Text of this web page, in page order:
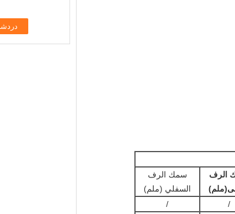
الرف
(ملم)
سمك الرف
السفلي (ملم)
/
/